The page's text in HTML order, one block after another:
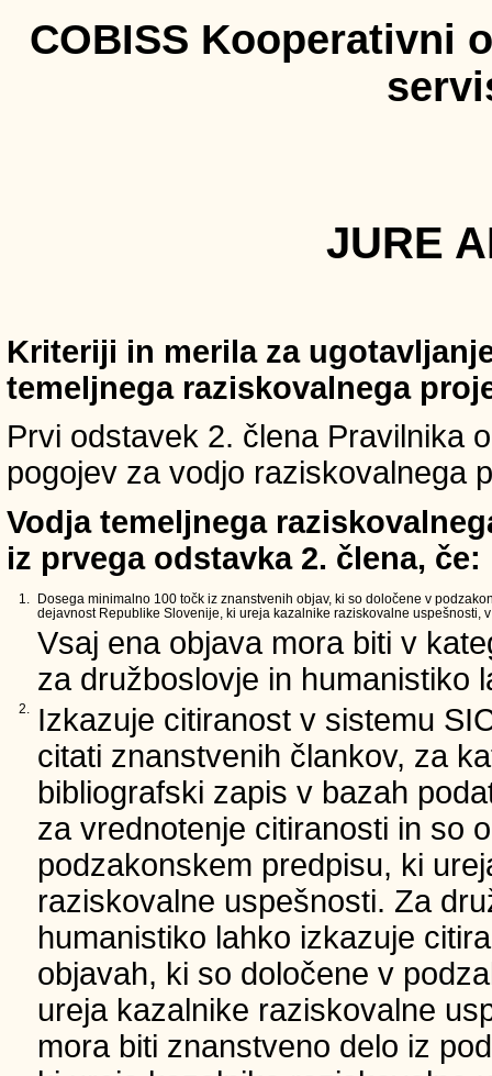
COBISS Kooperativni
JURE
Kriteriji in merila za
temeljnega raziskovalnega
Prvi odstavek 2. člena Pravilnika
pogojev za vodjo raziskovalnega
Vodja temeljnega
iz prvega odstavka 2. člena, če:
1.
Dosega minimalno 100 točk iz znanstvenih objav, ki so določene v
dejavnost Republike Slovenije, ki ureja kazalnike raziskovalne uspešnosti,
Vsaj ena objava mora biti v
za družboslovje in humanistiko
2.
Izkazuje citiranost v sistemu
citati znanstvenih člankov, za
bibliografski zapis v bazah
za vrednotenje citiranosti in so
podzakonskem predpisu, ki
raziskovalne uspešnosti. Za
humanistiko lahko izkazuje
objavah, ki so določene v
ureja kazalnike raziskovalne
mora biti znanstveno delo iz